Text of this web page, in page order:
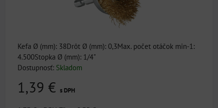
Kefa Ø (mm): 38Drôt Ø (mm): 0,3Max. počet otáčok min-1:
4.500Stopka Ø (mm): 1/4"
Dostupnosť: Skladom
1,39 € s DPH